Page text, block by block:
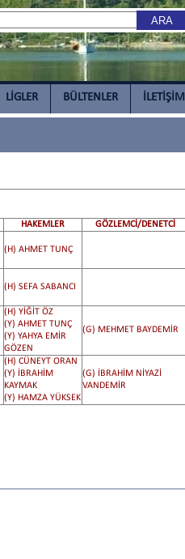
LİGLER BÜLTENLER İLETİŞİM
HAKEMLER GÖZLEMCİ/DENETCİ
(H) AHMET TUNÇ
(H) SEFA SABANCI
(H) YİĞİT ÖZ
(Y) AHMET TUNÇ
(Y) YAHYA EMİR
GÖZEN
(G) MEHMET BAYDEMİR
(H) CÜNEYT ORAN
(Y) İBRAHİM
KAYMAK
(Y) HAMZA YÜKSEK
(G) İBRAHİM NİYAZİ
VANDEMİR